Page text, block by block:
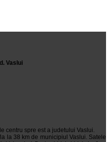
Vaslui
centru spre est a judetului Vaslui.
la 38 km de municipiul Vaslui. Satele